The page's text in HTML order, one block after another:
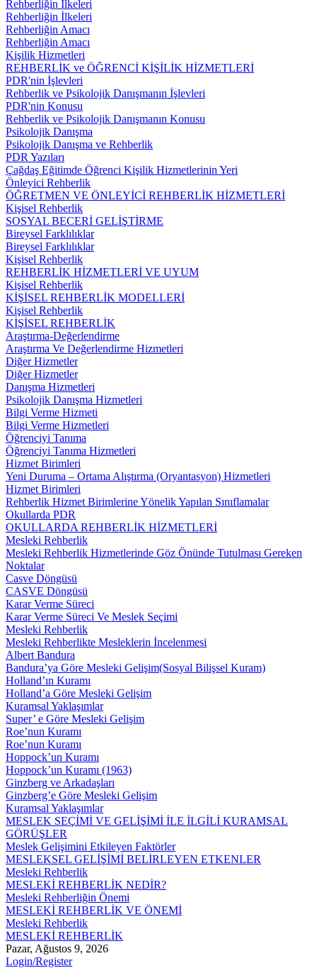
Rehberliğin İlkeleri
Rehberliğin İlkeleri
Rehberliğin Amacı
Rehberliğin Amacı
Kişilik Hizmetleri
REHBERLİK ve ÖĞRENCİ KİŞİLİK HİZMETLERİ
PDR'nin İşlevleri
Rehberlik ve Psikolojik Danışmanın İşlevleri
PDR'nin Konusu
Rehberlik ve Psikolojik Danışmanın Konusu
Psikolojik Danışma
Psikolojik Danışma ve Rehberlik
PDR Yazıları
Çağdaş Eğitimde Öğrenci Kişilik Hizmetlerinin Yeri
Önleyici Rehberlik
ÖĞRETMEN VE ÖNLEYİCİ REHBERLİK HİZMETLERİ
Kişisel Rehberlik
SOSYAL BECERİ GELİŞTİRME
Bireysel Farklılıklar
Bireysel Farklılıklar
Kişisel Rehberlik
REHBERLİK HİZMETLERİ VE UYUM
Kişisel Rehberlik
KİŞİSEL REHBERLİK MODELLERİ
Kişisel Rehberlik
KİŞİSEL REHBERLİK
Araştırma-Değerlendirme
Araştırma Ve Değerlendirme Hizmetleri
Diğer Hizmetler
Diğer Hizmetler
Danışma Hizmetleri
Psikolojik Danışma Hizmetleri
Bilgi Verme Hizmeti
Bilgi Verme Hizmetleri
Öğrenciyi Tanıma
Öğrenciyi Tanıma Hizmetleri
Hizmet Birimleri
Yeni Duruma – Ortama Alıştırma (Oryantasyon) Hizmetleri
Hizmet Birimleri
Rehberlik Hizmet Birimlerine Yönelik Yapılan Sınıflamalar
Okullarda PDR
OKULLARDA REHBERLİK HİZMETLERİ
Mesleki Rehberlik
Mesleki Rehberlik Hizmetlerinde Göz Önünde Tutulması Gereken
Noktalar
Casve Döngüsü
CASVE Döngüsü
Karar Verme Süreci
Karar Verme Süreci Ve Meslek Seçimi
Mesleki Rehberlik
Mesleki Rehberlikte Mesleklerin İncelenmesi
Albert Bandura
Bandura’ya Göre Mesleki Gelişim(Sosyal Bilişsel Kuram)
Holland’ın Kuramı
Holland’a Göre Mesleki Gelişim
Kuramsal Yaklaşımlar
Super’ e Göre Mesleki Gelişim
Roe’nun Kuramı
Roe’nun Kuramı
Hoppock’un Kuramı
Hoppock’un Kuramı (1963)
Ginzberg ve Arkadaşları
Ginzberg’e Göre Mesleki Gelişim
Kuramsal Yaklaşımlar
MESLEK SEÇİMİ VE GELİŞİMİ İLE İLGİLİ KURAMSAL
GÖRÜŞLER
Meslek Gelişimini Etkileyen Faktörler
MESLEKSEL GELİŞİMİ BELİRLEYEN ETKENLER
Mesleki Rehberlik
MESLEKİ REHBERLİK NEDİR?
Mesleki Rehberliğin Önemi
MESLEKİ REHBERLİK VE ÖNEMİ
Mesleki Rehberlik
MESLEKİ REHBERLİK
Pazar, Ağustos 9, 2026
Login/Register